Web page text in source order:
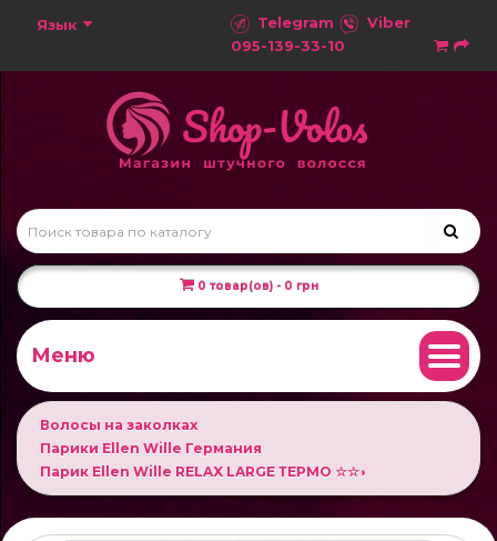
Язык Telegram
Viber
095-139-33-10
0 товар(ов) - 0 грн
Меню
Волосы на заколках
Парики Ellen Wille Германия
Парик Ellen Wille RELAX LARGE ТЕРМО ☆☆◗